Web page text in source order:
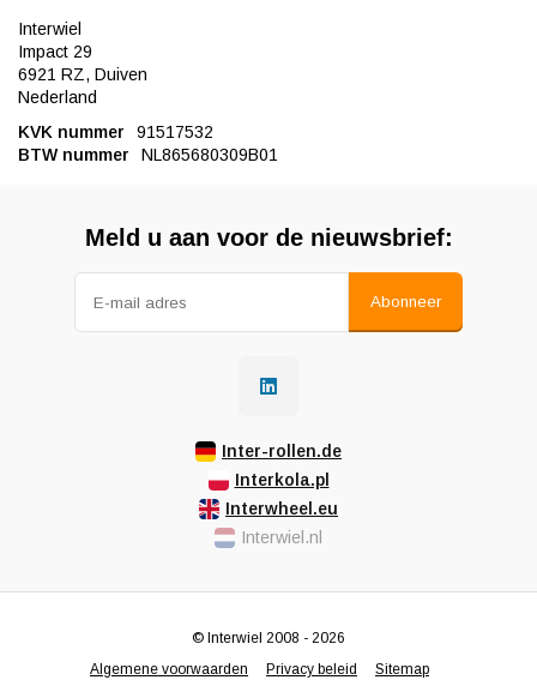
Interwiel
Impact 29
6921 RZ, Duiven
Nederland
KVK nummer
91517532
BTW nummer
NL865680309B01
Meld u aan voor de nieuwsbrief:
Abonneer
Inter-rollen.de
Interkola.pl
Interwheel.eu
Interwiel.nl
Algemene voorwaarden Privacy beleid Sitemap
© Interwiel 2008 - 2026